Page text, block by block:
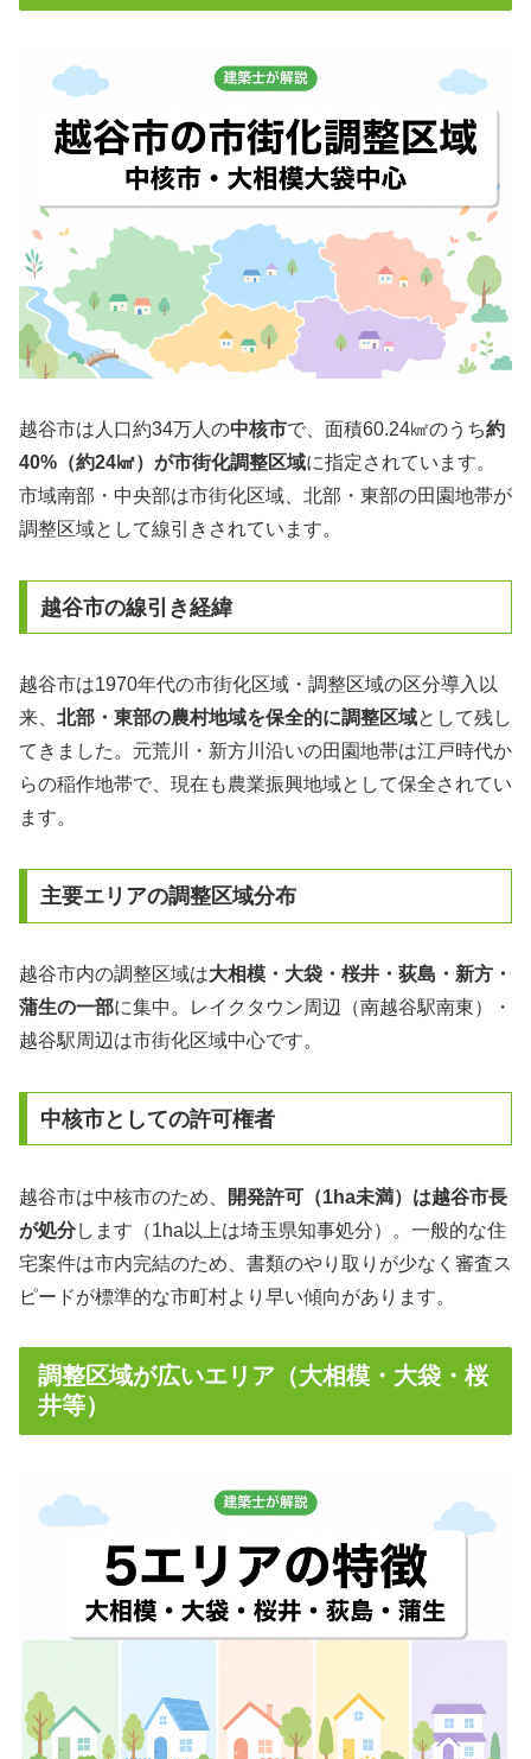
越谷市は人口約34万人の中核市で、面積60.24㎢のうち約
40%（約24㎢）が市街化調整区域に指定されています。
市域南部・中央部は市街化区域、北部・東部の田園地帯が
調整区域として線引きされています。
越谷市の線引き経緯
越谷市は1970年代の市街化区域・調整区域の区分導入以
来、 北部・東部の農村地域を保全的に調整区域として残し
てきました。元荒川・新方川沿いの田園地帯は江戸時代か
らの稲作地帯で、現在も農業振興地域として保全されてい
ます。
主要エリアの調整区域分布
越谷市内の調整区域は大相模・大袋・桜井・荻島・新方・
蒲生の一部に集中。レイクタウン周辺（南越谷駅南東）・
越谷駅周辺は市街化区域中心です。
中核市としての許可権者
越谷市は中核市のため、
開発許可（1ha未満）は越谷市長
が処分します（1ha以上は埼玉県知事処分）。一般的な住
宅案件は市内完結のため、書類のやり取りが少なく審査ス
ピードが標準的な市町村より早い傾向があります。
調整区域が広いエリア（大相模・大袋・桜
井等）